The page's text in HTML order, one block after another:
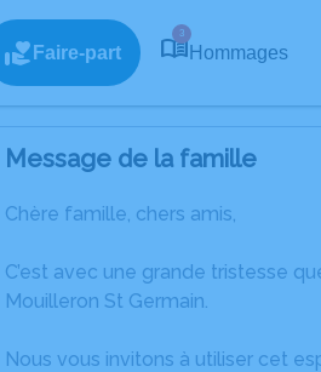
Faire-part
3
Hommages
Message de la famille
Chère famille, chers amis,
C’est avec une grande tristesse
Mouilleron St Germain.
Nous vous invitons à utiliser cet